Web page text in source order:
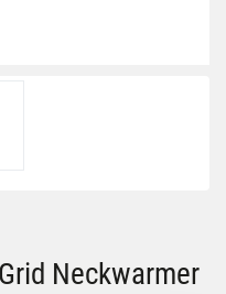
Neckwarmer